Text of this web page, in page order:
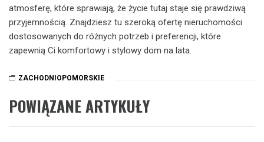
atmosferę, które sprawiają, że życie tutaj staje się prawdziwą
przyjemnością. Znajdziesz tu szeroką ofertę nieruchomości
dostosowanych do różnych potrzeb i preferencji, które
zapewnią Ci komfortowy i stylowy dom na lata.
ZACHODNIOPOMORSKIE
POWIĄZANE ARTYKUŁY